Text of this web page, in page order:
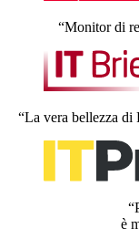
“Monitor di
“La vera bellezza di
è